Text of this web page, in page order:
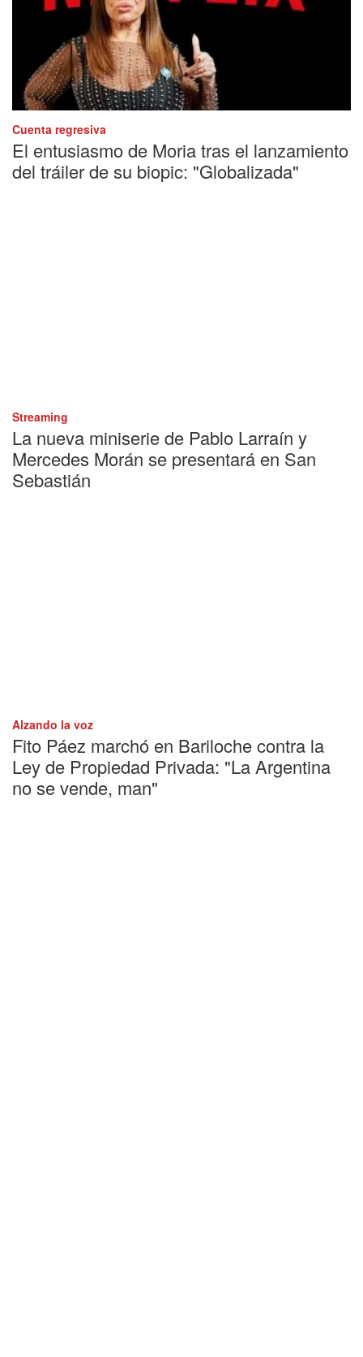
Cuenta regresiva
El entusiasmo de Moria tras el lanzamiento
del tráiler de su biopic: "Globalizada"
Streaming
La nueva miniserie de Pablo Larraín y
Mercedes Morán se presentará en San
Sebastián
Alzando la voz
Fito Páez marchó en Bariloche contra la
Ley de Propiedad Privada: "La Argentina
no se vende, man"